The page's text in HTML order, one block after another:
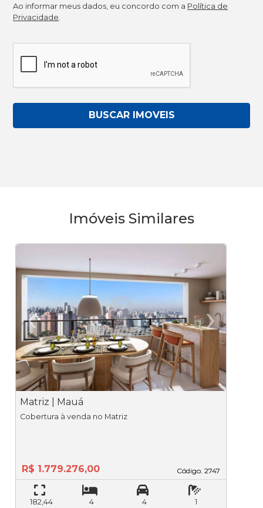
Ao informar meus dados, eu concordo com a Política de
Privacidade
BUSCAR IMOVEIS
Imóveis Similares
‹
Previous
›
Matriz | Mauá
Código. 2747
Código. 2747
Cobertura à venda no Matriz
R$ 1.779.276,00
182,44
4
4
1